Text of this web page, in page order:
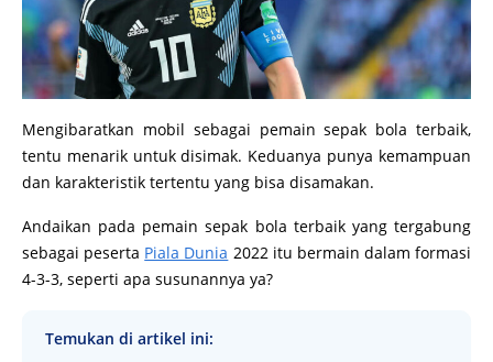
Mengibaratkan mobil sebagai pemain sepak bola terbaik,
tentu menarik untuk disimak. Keduanya punya kemampuan
dan karakteristik tertentu yang bisa disamakan.
Andaikan pada pemain sepak bola terbaik yang tergabung
sebagai peserta Piala Dunia 2022 itu bermain dalam formasi
4-3-3, seperti apa susunannya ya?
Temukan di artikel ini: